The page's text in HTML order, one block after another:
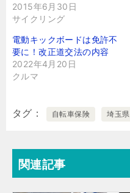
2015年6月30日
サイクリング
電動キックボードは免許不
要に！改正道交法の内容
2022年4月20日
クルマ
タグ 自転車保険 埼玉県
関連記事